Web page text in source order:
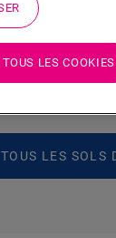
à manger est
et en attendent
avec des
plaisantons —,
LES SOLS
LES COOKIES